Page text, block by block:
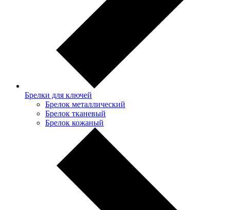
Брелки для ключей
Брелок металлический
Брелок тканевый
Брелок кожаный